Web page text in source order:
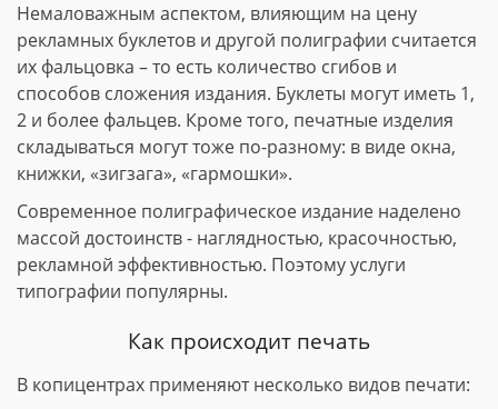
Немаловажным аспектом, влияющим на цену
рекламных буклетов и другой полиграфии считается
их фальцовка – то есть количество сгибов и
способов сложения издания. Буклеты могут иметь 1,
2 и более фальцев. Кроме того, печатные изделия
складываться могут тоже по-разному: в виде окна,
книжки, «зигзага», «гармошки».
Современное полиграфическое издание наделено
массой достоинств - наглядностью, красочностью,
рекламной эффективностью. Поэтому услуги
типографии популярны.
Как происходит печать
В копицентрах применяют несколько видов печати: